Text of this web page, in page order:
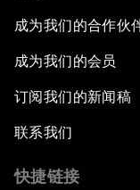
成为我们的合作伙
成为我们的会员
订阅我们的新闻稿
联系我们
快捷链接